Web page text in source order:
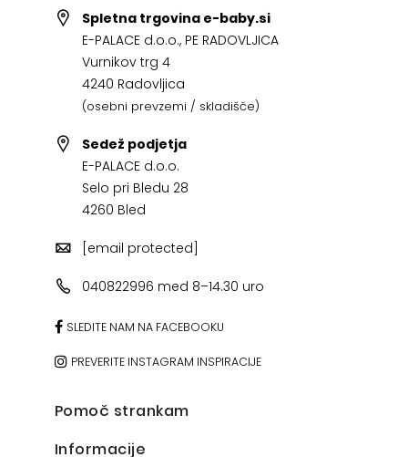
Spletna trgovina e-baby.si
E-PALACE d.o.o., PE RADOVLJICA
Vurnikov trg 4
4240 Radovljica
(osebni prevzemi / skladišče)
Sedež podjetja
E-PALACE d.o.o.
Selo pri Bledu 28
4260 Bled
[email protected]
040822996 med 8–14.30 uro
SLEDITE NAM NA FACEBOOKU
PREVERITE INSTAGRAM INSPIRACIJE
Pomoč strankam
Informacije